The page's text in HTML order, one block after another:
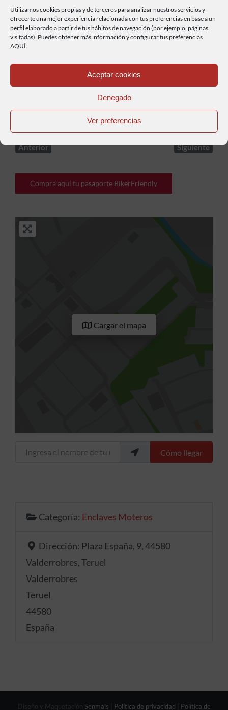
Utilizamos cookies propias y de terceros para analizar nuestros servicios y
ofrecerte una mejor experiencia relacionada con tus preferencias en base a un
perfil elaborado a partir de tus hábitos de navegación (por ejemplo, páginas
visitadas). Puedes obtener más información y configurar tus preferencias
AQUÍ.
Aceptar cookies
Denegado
Ver preferencias
permitir este contenido
Anterior Siguiente
Compra aquí tu pasaporte BikerFriendly
Cargar el mapa
Ingresa el nombre de tu ubicación Cómo llegar
Categoría: Enclaves Moteros
Dirección: Plaza España, 9, 44580
Valderrobres, Teruel
Valderrobres
Teruel
44580
España
Diseño y Maquetación Senmais Política de privacidad Política de